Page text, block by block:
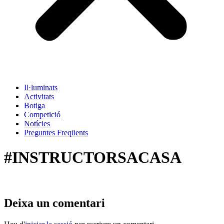
Il·luminats
Activitats
Botiga
Competició
Notícies
Preguntes Freqüents
#INSTRUCTORSACASA
Deixa un comentari